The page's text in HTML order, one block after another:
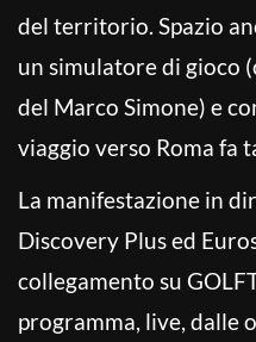
del territorio. Spazio
un simulatore di gioco
del Marco Simone) e
viaggio verso Roma fa
La manifestazione in
Discovery Plus ed
collegamento su
programma, live, dalle